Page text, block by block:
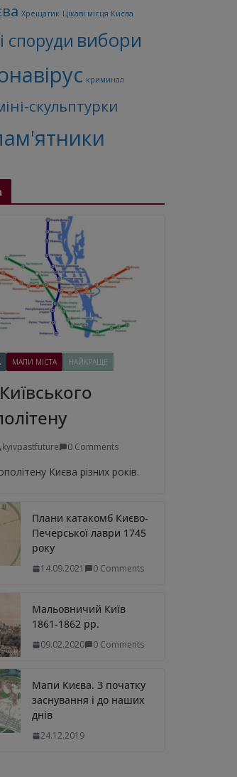
Хрещатик Цікаві місця Києва
споруди вибори
криминал
скульптурки
МАПИ МІСТА НАЙКРАЩЕ
kyivpastfuture 0 Comments
Києва різних років.
Плани катакомб Києво-
Печерської лаври 1745
року
14.09.2021 0 Comments
Мальовничий Київ
1861-1862 рр.
09.02.2020 0 Comments
Мапи Києва. З початку
заснування і до наших
днів
24.12.2019